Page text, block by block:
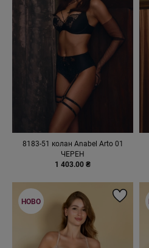
8183-51 колан Anabel Arto 01
ЧЕРЕН
1 403.00 ₴
НОВО